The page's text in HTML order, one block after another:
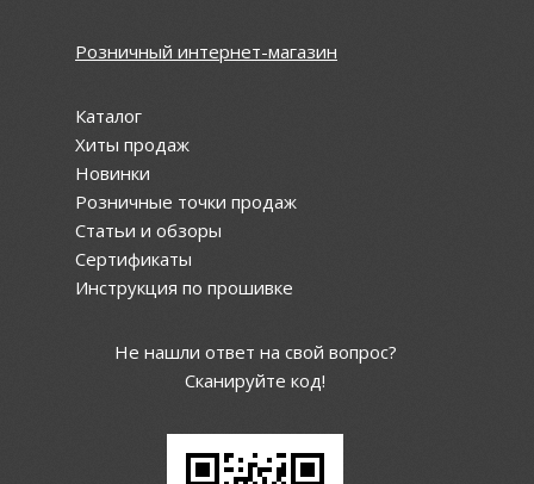
Розничный интернет-магазин
Каталог
Хиты продаж
Новинки
Розничные точки продаж
Статьи и обзоры
Сертификаты
Инструкция по прошивке
Не нашли ответ на свой вопрос?
Сканируйте код!